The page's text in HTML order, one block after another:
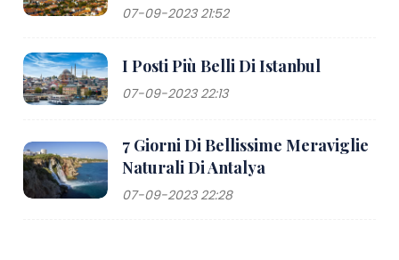
07-09-2023 21:52
I Posti Più Belli Di Istanbul
07-09-2023 22:13
7 Giorni Di Bellissime Meraviglie
Naturali Di Antalya
07-09-2023 22:28